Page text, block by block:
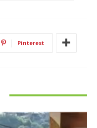
Pinterest